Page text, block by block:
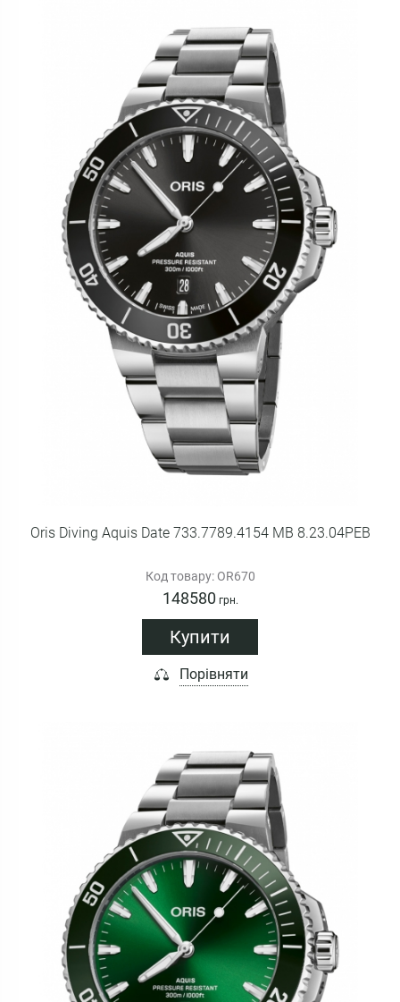
Oris Diving Aquis Date 733.7789.4154 MB 8.23.04PEB
Код товару: OR670
148580 грн.
Купити
Порівняти